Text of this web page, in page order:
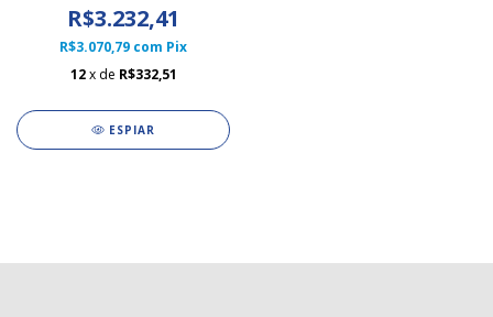
R$3.232,41
R$3.070,79 com Pix
12 x de R$332,51
ESPIAR